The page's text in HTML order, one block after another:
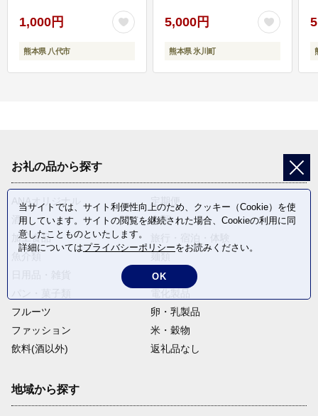
1,000円
熊本県 八代市
5,000円
熊本県 氷川町
お礼の品から探す
ANAオリジナル
定期便
酒
肉類
加工食品
野菜
フルーツ
卵・乳製品
ファッション
米・穀物
飲料(酒以外)
返礼品なし
地域から探す
当サイトでは、サイト利便性向上のため、クッキー（Cookie）を使
用しています。サイトの閲覧を継続された場合、Cookieの利用に同
意したことものといたします。
詳細についてはプライバシーポリシーをお読みください。
OK